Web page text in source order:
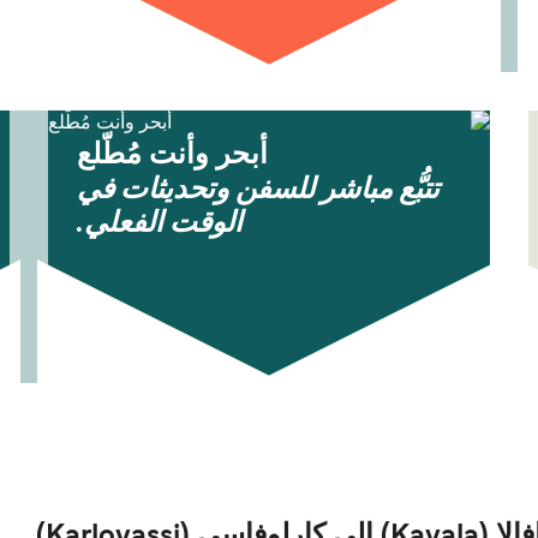
أبحر وأنت مُطّلع
تتبُّع مباشر للسفن وتحديثات في
الوقت الفعلي.